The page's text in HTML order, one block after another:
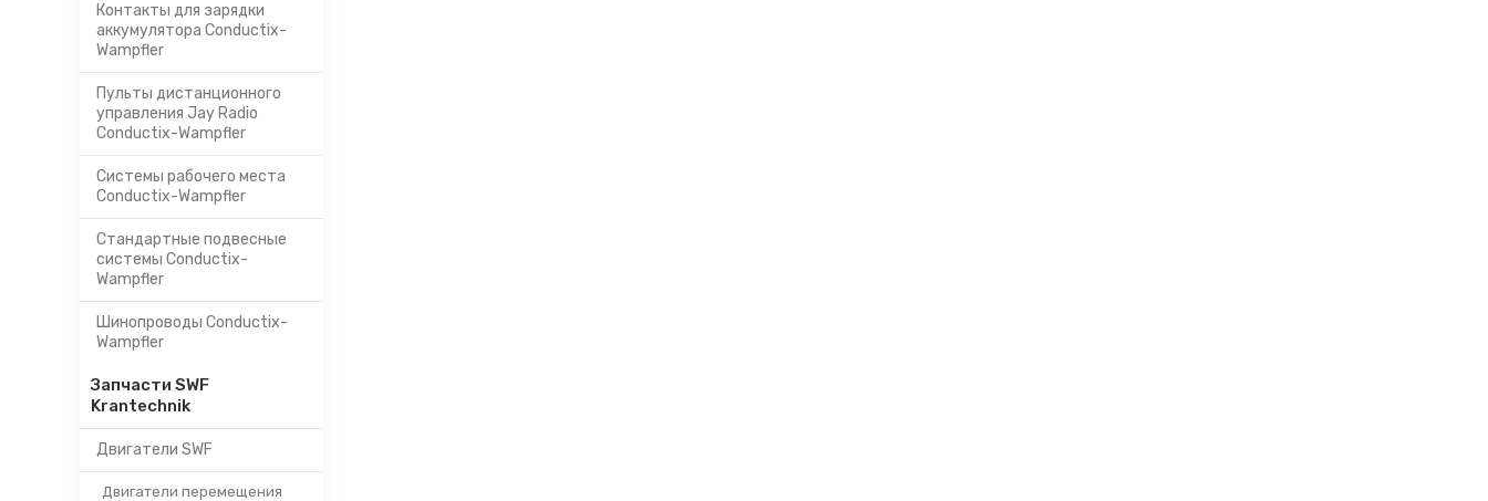
Контакты для зарядки
аккумулятора Conductix-
Wampfler
Пульты дистанционного
управления Jay Radio
Conductix-Wampfler
Системы рабочего места
Conductix-Wampfler
Стандартные подвесные
системы Conductix-
Wampfler
Шинопроводы Conductix-
Wampfler
Запчасти SWF
Krantechnik
Двигатели SWF
Двигатели перемещения